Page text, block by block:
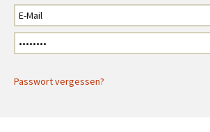
Passwort vergessen?